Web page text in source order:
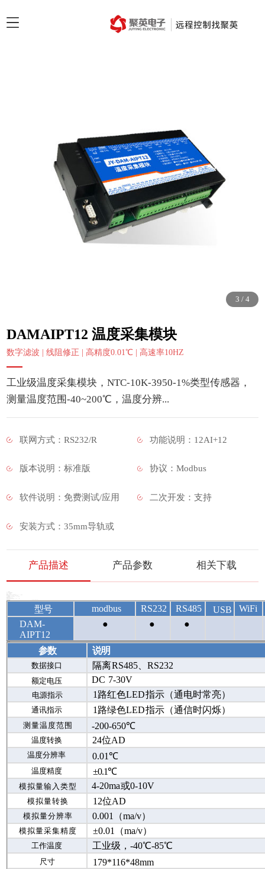
3 / 4
DAMAIPT12 温度采集模块
数字滤波 | 线阻修正 | 高精度0.01℃ | 高速率10HZ
工业级温度采集模块，NTC-10K-3950-1%类型传感器，
测量温度范围-40~200℃，温度分辨...
联网方式：RS232/R 功能说明：12AI+12
版本说明：标准版 协议：Modbus
软件说明：免费测试/应用 二次开发：支持
安装方式：35mm导轨或
产品描述 产品参数 相关下载
型号 modbus RS232 RS485 USB
WiFi
DAM-
AIPT12
● ● ●
参数 说明
数据接口 隔离RS485、RS232
额定电压 DC 7-30V
电源指示 1路红色LED指示（通电时常亮）
通讯指示 1路绿色LED指示（通信时闪烁）
测量温度范围 -200-650℃
温度转换 24位AD
温度分辨率 0.01℃
温度精度 ±0.1℃
模拟量输入类型 4-20ma或0-10V
模拟量转换 12位AD
模拟量分辨率 0.001（ma/v）
模拟量采集精度 ±0.01（ma/v）
工作温度 工业级， -40℃-85℃
尺寸 179*116*48mm